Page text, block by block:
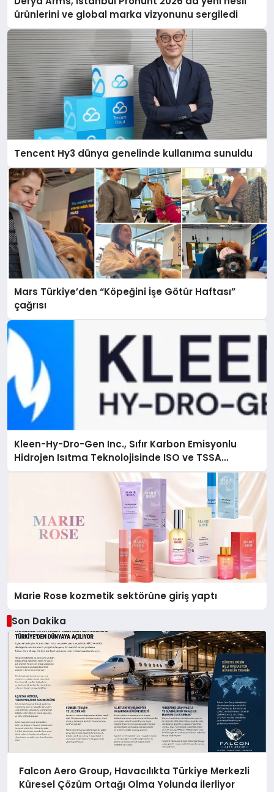
ürünlerini ve global marka vizyonunu sergiledi
Tencent Hy3 dünya genelinde kullanıma sunuldu
Mars Türkiye’den “Köpeğini İşe Götür Haftası”
çağrısı
Kleen-Hy-Dro-Gen Inc., Sıfır Karbon Emisyonlu
Hidrojen Isıtma Teknolojisinde ISO ve TSSA
Düzenleyici Onaylarını Aldı
Marie Rose kozmetik sektörüne giriş yaptı
Son Dakika
Falcon Aero Group, Havacılıkta Türkiye Merkezli
Küresel Çözüm Ortağı Olma Yolunda İlerliyor